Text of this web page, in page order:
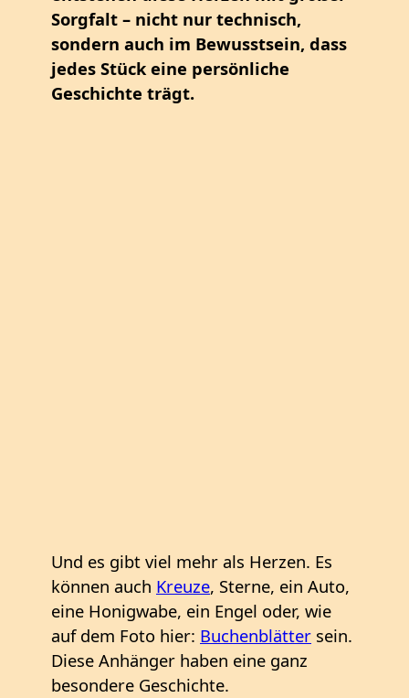
Sorgfalt – nicht nur technisch,
sondern auch im Bewusstsein, dass
jedes Stück eine persönliche
Geschichte trägt.
Und es gibt viel mehr als Herzen. Es
können auch Kreuze, Sterne, ein Auto,
eine Honigwabe, ein Engel oder, wie
auf dem Foto hier: Buchenblätter sein.
Diese Anhänger haben eine ganz
besondere Geschichte.